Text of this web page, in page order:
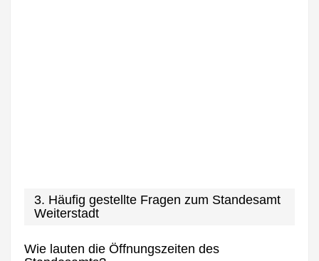
3. Häufig gestellte Fragen zum Standesamt
Weiterstadt
Wie lauten die Öffnungszeiten des